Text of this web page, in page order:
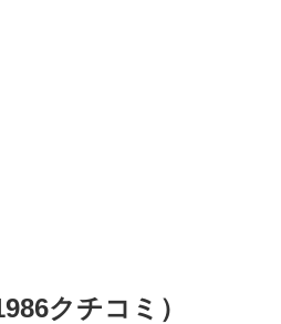
クチコミ）